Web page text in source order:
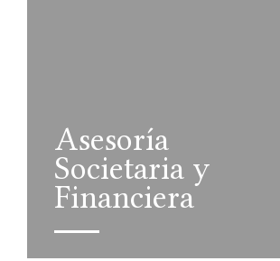
Asesoría
Societaria y
Financiera